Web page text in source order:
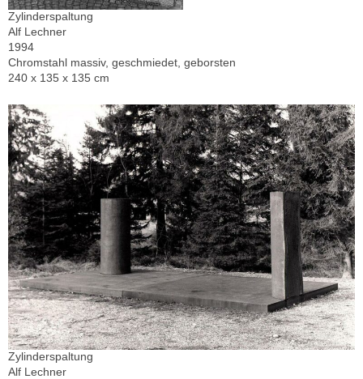
Zylinderspaltung
Alf Lechner
1994
Chromstahl massiv, geschmiedet, geborsten
240 x 135 x 135 cm
Zylinderspaltung
Alf Lechner